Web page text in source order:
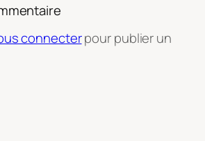
connecterpour publier un